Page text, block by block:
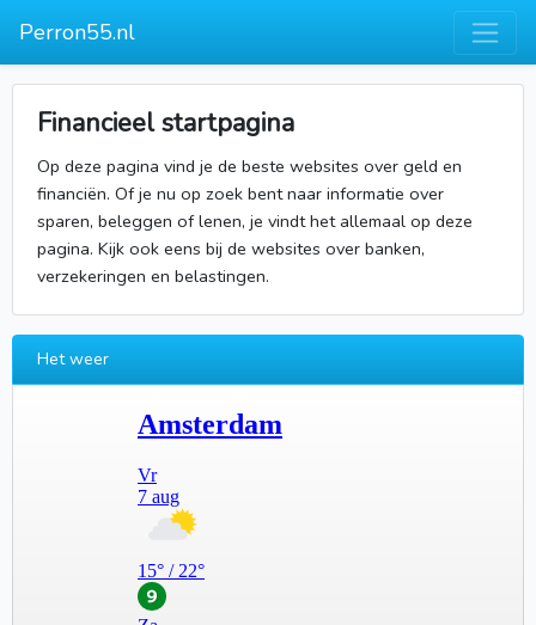
Perron55.nl
Financieel startpagina
Op deze pagina vind je de beste websites over geld en
financiën. Of je nu op zoek bent naar informatie over
sparen, beleggen of lenen, je vindt het allemaal op deze
pagina. Kijk ook eens bij de websites over banken,
verzekeringen en belastingen.
Het weer